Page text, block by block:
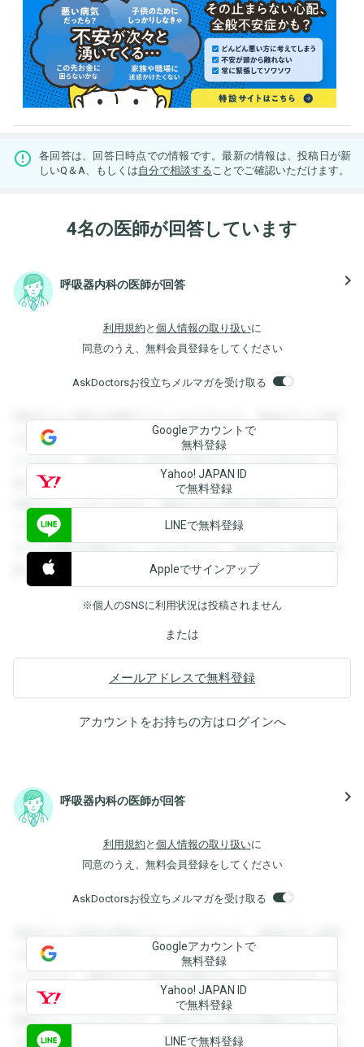
各回答は、回答日時点での情報です。最新の情報は、投稿日が新
しいQ＆A、もしくは自分で相談する ことでご確認いただけます。
4名の医師が回答しています
呼吸器内科の医師が回答 navigate_next
利用規約 と 個人情報の取り扱いに
同意のうえ、無料会員登録をしてください
AskDoctorsお役立ちメルマガを受け取る
登録すると回答を閲覧することができます。登録すると回答
を閲覧することができます。登録すると回答を閲覧すること
ができます。登録すると回答を閲覧することができます。登
録すると回答を閲覧することができます。登録すると回答を
閲覧することができます。登録すると回答を閲覧することが
できます。登録すると回答を閲覧することができます。登録
すると回答を閲覧することができます。登録すると回答を閲
覧することができます。
Googleアカウントで
無料登録
Yahoo! JAPAN ID
で無料登録
LINEで無料登録
Appleでサインアップ
※個人のSNSに利用状況は投稿されません
または
メールアドレスで無料登録
アカウントをお持ちの方はログインへ
呼吸器内科の医師が回答 navigate_next
利用規約 と 個人情報の取り扱いに
同意のうえ、無料会員登録をしてください
AskDoctorsお役立ちメルマガを受け取る
登録すると回答を閲覧することができます。登録すると回答
を閲覧することができます。登録すると回答を閲覧すること
ができます。登録すると回答を閲覧することができます。登
録すると回答を閲覧することができます。登録すると回答を
閲覧することができます。登録すると回答を閲覧することが
できます。登録すると回答を閲覧することができます。登録
Googleアカウントで
無料登録
Yahoo! JAPAN ID
で無料登録
LINEで無料登録